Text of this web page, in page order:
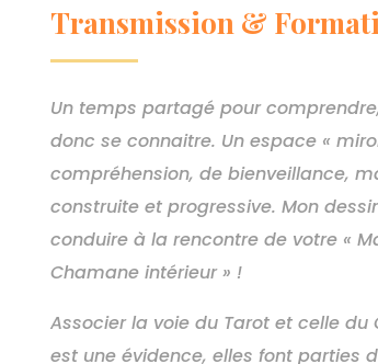
Transmission &
Un temps partagé pour
donc se connaitre. Un espace «
compréhension, de bienveillance,
construite et progressive. Mon
conduire à la rencontre de votre «
Chamane intérieur » !
Associer la voie du Tarot et celle du
est une évidence, elles font parties